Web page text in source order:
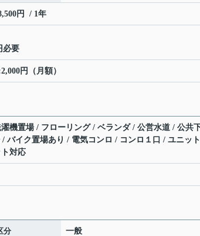
円 / 1年
必要
円（月額）
機置場 / フローリング / ベランダ / 公営水道 / 公共
バイク置場あり / 電気コンロ / コンロ１口 / ユニッ
対応
分 一般